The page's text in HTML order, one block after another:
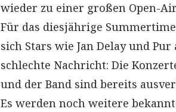
wieder zu einer großen Open-
Für das diesjährige
sich Stars wie Jan Delay und Pur
schlechte Nachricht: Die
und der Band sind bereits
Es werden noch weitere